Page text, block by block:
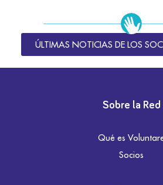
ÚLTIMAS NOTICIAS DE LOS
Sobre la Red
Qué es
Socios